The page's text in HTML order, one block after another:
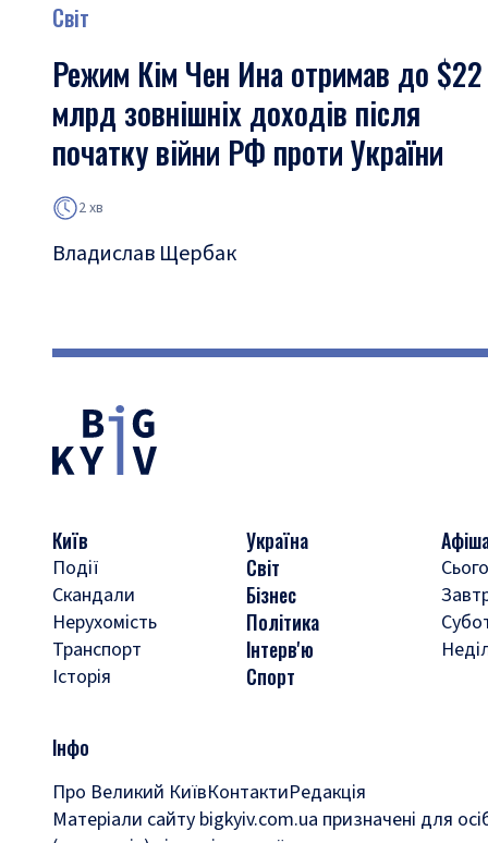
Світ
Режим Кім Чен Ина отримав до $22
млрд зовнішніх доходів після
початку війни РФ проти України
2 хв
Владислав Щербак
Київ
Події
Скандали
Нерухомість
Транспорт
Історія
Україна
Світ
Бізнес
Політика
Інтерв'ю
Спорт
Інфо
Про Великий КиївКонтактиРедакція
Матеріали сайту bigkyiv.com.ua призначені для